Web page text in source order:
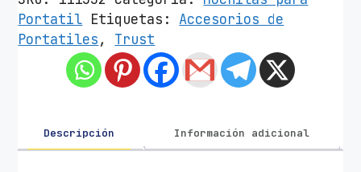
i
l
t
Portatil Etiquetas: Accesorios de
Portatiles, Trust
Descripción Información adicional